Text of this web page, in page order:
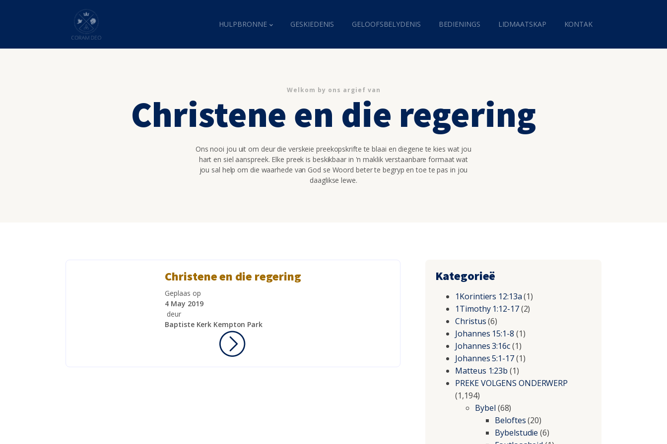
HULPBRONNE GESKIEDENIS GELOOFSBELYDENIS BEDIENINGS LIDMAATSKAP KONTAK
Welkom by ons argief van
Christene en die regering
Ons nooi jou uit om deur die verskeie preekopskrifte te blaai en diegene te kies wat jou
hart en siel aanspreek. Elke preek is beskikbaar in 'n maklik verstaanbare formaat wat
jou sal help om die waarhede van God se Woord beter te begryp en toe te pas in jou
daaglikse lewe.
Christene en die regering
Geplaas op
4 May 2019
deur
Baptiste Kerk Kempton Park
Kategorieë
1Korintiers 12:13a(1)
1Timothy 1:12-17(2)
Christus(6)
Johannes 15:1-8 (1)
Johannes 3:16c(1)
Johannes 5:1-17(1)
Matteus 1:23b (1)
PREKE VOLGENS ONDERWERP
(1,194)
Bybel (68)
Beloftes(20)
Bybelstudie (6)